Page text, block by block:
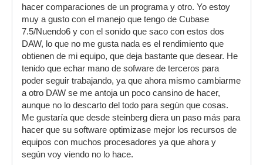
hacer comparaciones de un programa y otro. Yo estoy
muy a gusto con el manejo que tengo de Cubase
7.5/Nuendo6 y con el sonido que saco con estos dos
DAW, lo que no me gusta nada es el rendimiento que
obtienen de mi equipo, que deja bastante que desear. He
tenido que echar mano de sofware de terceros para
poder seguir trabajando, ya que ahora mismo cambiarme
a otro DAW se me antoja un poco cansino de hacer,
aunque no lo descarto del todo para según que cosas.
Me gustaría que desde steinberg diera un paso más para
hacer que su software optimizase mejor los recursos de
equipos con muchos procesadores ya que ahora y
según voy viendo no lo hace.